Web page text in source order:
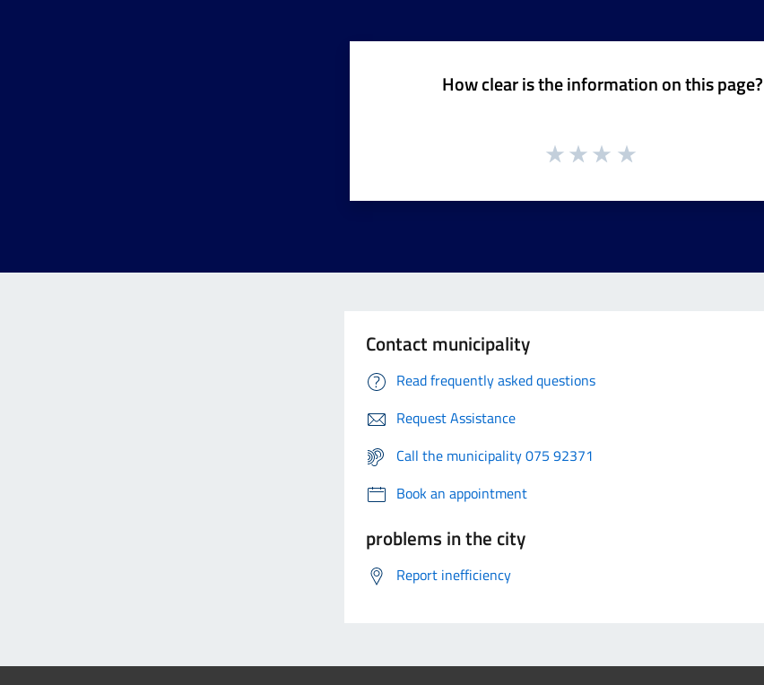
How clear is the information on this page?
Contact municipality
Read frequently asked questions
Request Assistance
Call the municipality 075 92371
Book an appointment
problems in the city
Report inefficiency